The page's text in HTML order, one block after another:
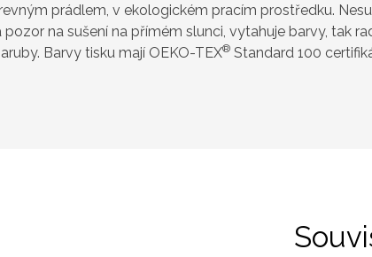
prádlem, v ekologickém pracím prostředku.
pozor na sušení na přímém slunci, vytahuje barvy, tak
Barvy tisku mají OEKO-TEX® Standard 100